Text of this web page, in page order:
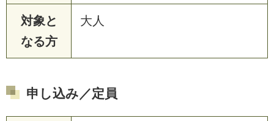
対象と
なる方
大人
申し込み／定員